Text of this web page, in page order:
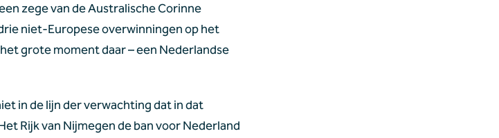
zege van de Australische Corinne
niet-Europese overwinningen op het
grote moment daar – een Nederlandse
in de lijn der verwachting dat in dat
Rijk van Nijmegen de ban voor Nederland